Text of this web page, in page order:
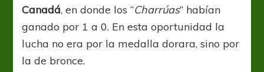
Canadá, en donde los “Charrúas” habían
ganado por 1 a 0. En esta oportunidad la
lucha no era por la medalla dorara, sino por
la de bronce.